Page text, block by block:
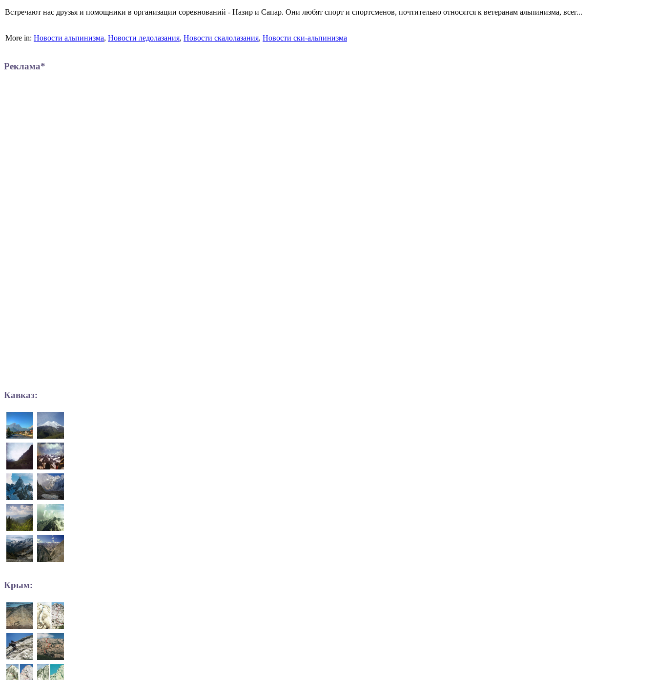
Встречают нас друзья и помощники в организации соревнований - Назир и Сапар. Они любят спорт и спортсменов, почтительно относятся к ветеранам альпинизма, всег...
More in: Новости альпинизма, Новости ледолазания, Новости скалолазания, Новости ски-альпинизма
Реклама*
Кавказ:
Крым: